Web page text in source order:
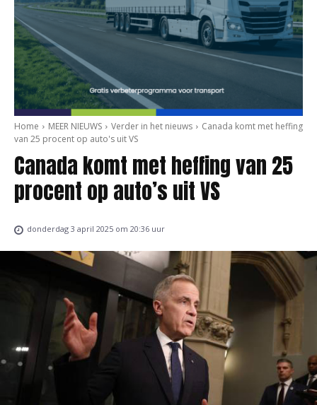
Home MEER NIEUWS Verder in het nieuws
Canada komt met heffing
van 25 procent op auto's uit VS
Canada komt met heffing van 25
procent op auto’s uit VS
donderdag 3 april 2025 om 20:36 uur